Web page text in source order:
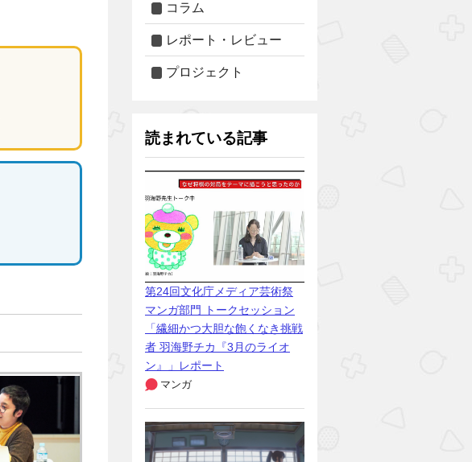
コラム
レポート・レビュー
プロジェクト
読まれている記事
第24回文化庁メディア芸術祭
マンガ部門 トークセッション
「繊細かつ大胆な飽くなき挑戦
者 羽海野チカ『3月のライオ
ン』」レポート
マンガ